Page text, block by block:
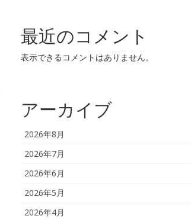
最近のコメント
表示できるコメントはありません。
アーカイブ
2026年8月
2026年7月
2026年6月
2026年5月
2026年4月